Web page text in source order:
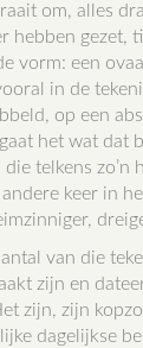
om, alles
gezet,
vorm: een
in de
op een
het wat
telkens
keer in
van die
zijn en
zijn, zijn
dagelijkse